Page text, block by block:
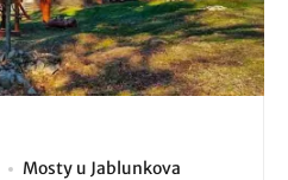
Mosty u Jablunkova